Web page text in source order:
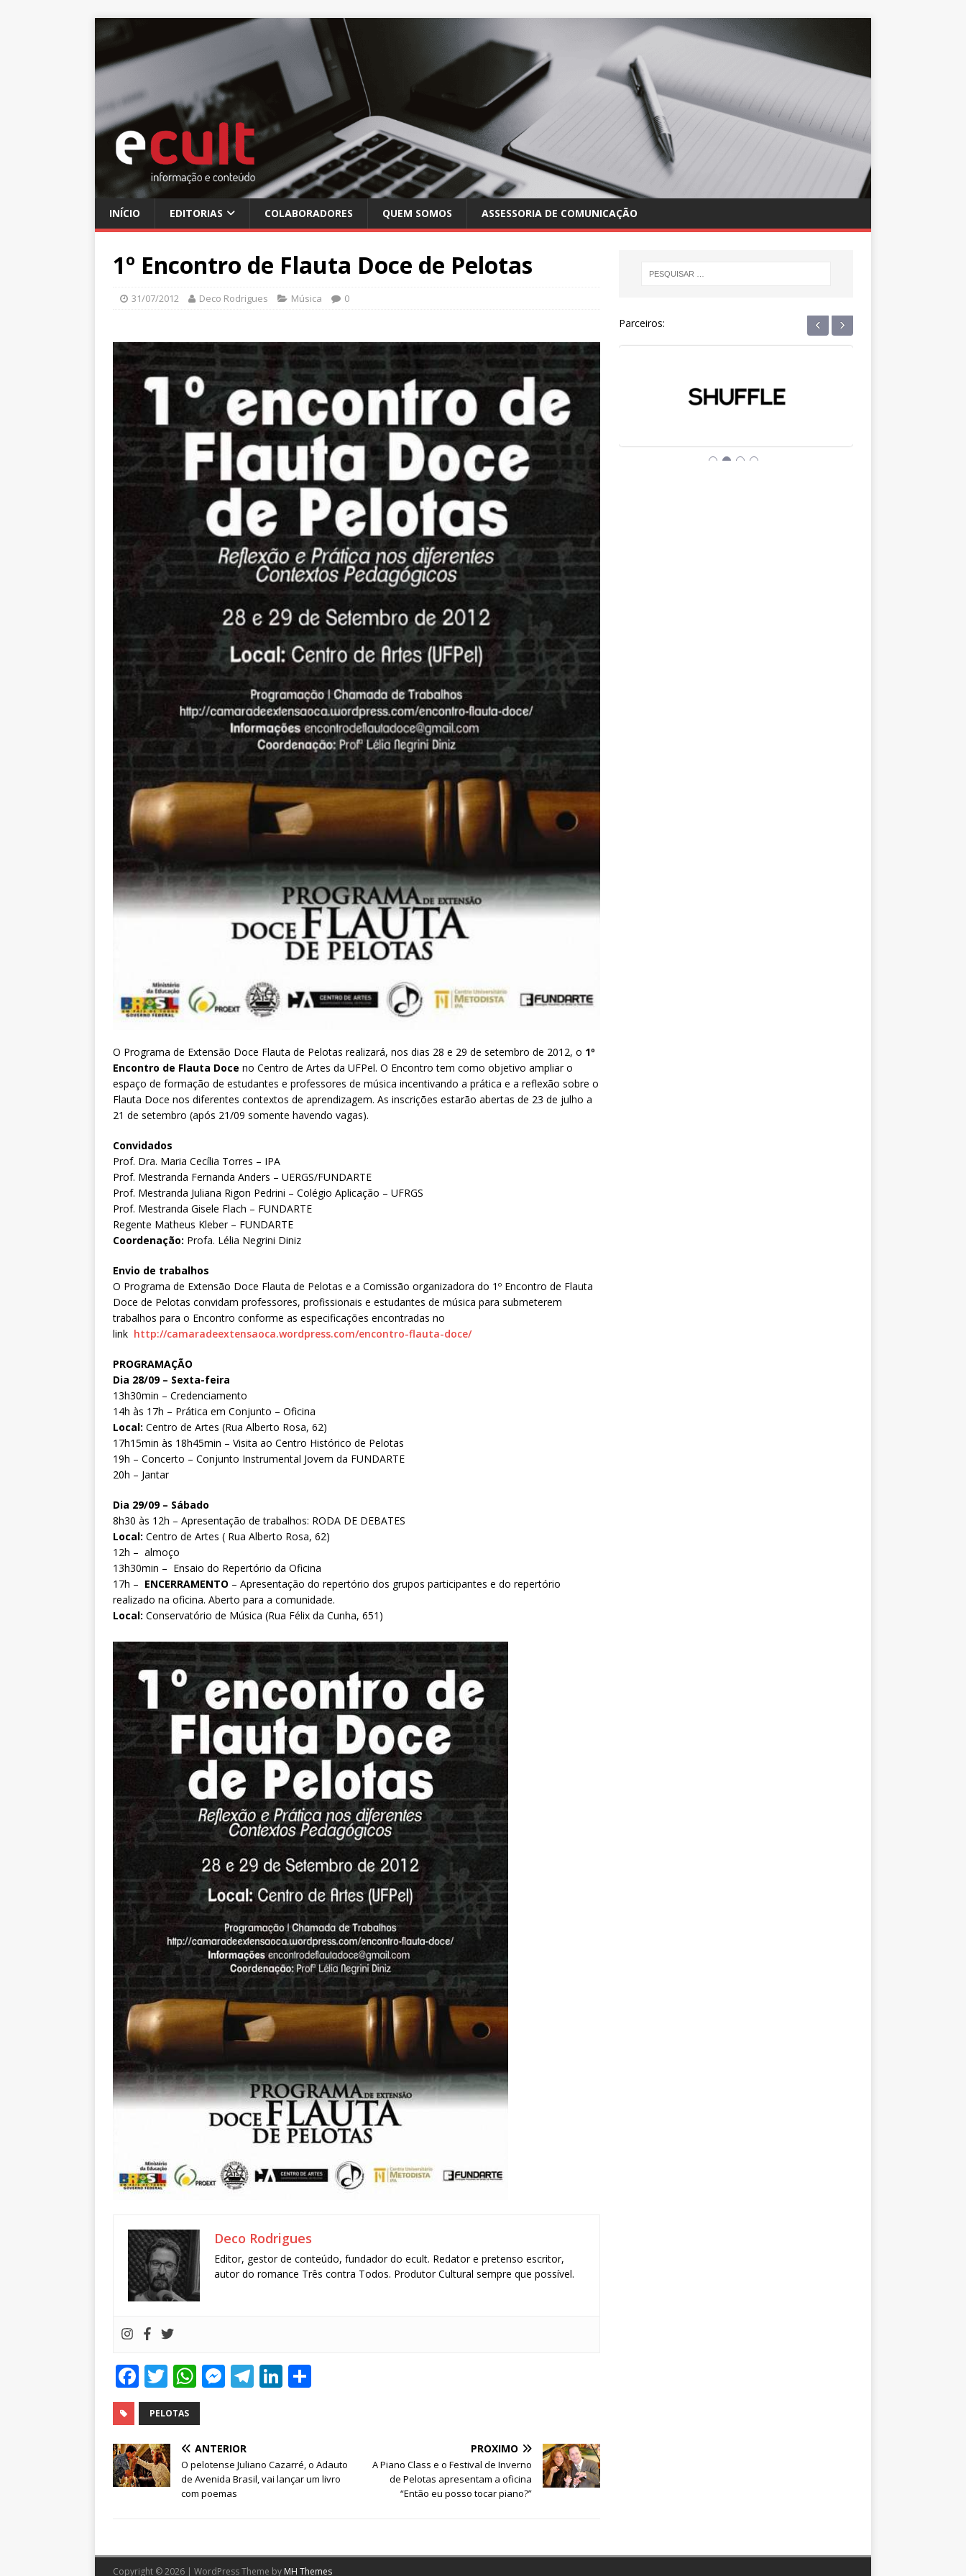
INÍCIO EDITORIAS COLABORADORES QUEM SOMOS ASSESSORIA DE COMUNICAÇÃO
1º Encontro de Flauta Doce de Pelotas
31/07/2012 Deco Rodrigues Música 0
O Programa de Extensão Doce Flauta de Pelotas realizará, nos dias 28 e 29 de setembro de 2012, o 1º
Encontro de Flauta Doce no Centro de Artes da UFPel. O Encontro tem como objetivo ampliar o
espaço de formação de estudantes e professores de música incentivando a prática e a reflexão sobre o
Flauta Doce nos diferentes contextos de aprendizagem. As inscrições estarão abertas de 23 de julho a
21 de setembro (após 21/09 somente havendo vagas).
Convidados
Prof. Dra. Maria Cecília Torres – IPA
Prof. Mestranda Fernanda Anders – UERGS/FUNDARTE
Prof. Mestranda Juliana Rigon Pedrini – Colégio Aplicação – UFRGS
Prof. Mestranda Gisele Flach – FUNDARTE
Regente Matheus Kleber – FUNDARTE
Coordenação: Profa. Lélia Negrini Diniz
Envio de trabalhos
O Programa de Extensão Doce Flauta de Pelotas e a Comissão organizadora do 1º Encontro de Flauta
Doce de Pelotas convidam professores, profissionais e estudantes de música para submeterem
trabalhos para o Encontro conforme as especificações encontradas no
link http://camaradeextensaoca.wordpress.com/encontro-flauta-doce/
PROGRAMAÇÃO
Dia 28/09 – Sexta-feira
13h30min – Credenciamento
14h às 17h – Prática em Conjunto – Oficina
Local: Centro de Artes (Rua Alberto Rosa, 62)
17h15min às 18h45min – Visita ao Centro Histórico de Pelotas
19h – Concerto – Conjunto Instrumental Jovem da FUNDARTE
20h – Jantar
Dia 29/09 – Sábado
8h30 às 12h – Apresentação de trabalhos: RODA DE DEBATES
Local: Centro de Artes ( Rua Alberto Rosa, 62)
12h – almoço
13h30min – Ensaio do Repertório da Oficina
17h – ENCERRAMENTO – Apresentação do repertório dos grupos participantes e do repertório
realizado na oficina. Aberto para a comunidade.
Local: Conservatório de Música (Rua Félix da Cunha, 651)
Deco Rodrigues
Editor, gestor de conteúdo, fundador do ecult. Redator e pretenso escritor,
autor do romance Três contra Todos. Produtor Cultural sempre que possível.
F
a
c
e
b
o
T
w
it
te
r
W
h
at
s
A
p
M
e
n
g
T
ra
m
Li
dI
n
PELOTAS
ANTERIOR
O pelotense Juliano Cazarré, o Adauto
de Avenida Brasil, vai lançar um livro
com poemas
PRÓXIMO
A Piano Class e o Festival de Inverno
de Pelotas apresentam a oficina
“Então eu posso tocar piano?”
Parceiros: ‹ ›
Copyright © 2026 | WordPress Theme by MH Themes